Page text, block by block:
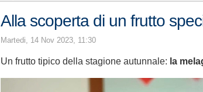
Alla scoperta di un frutto
Martedi, 14 Nov 2023, 11:30
Un frutto tipico della stagione autunnale: la